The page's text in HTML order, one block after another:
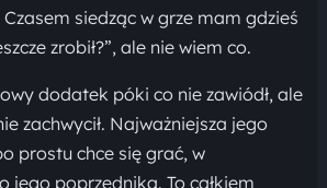
siedząc w grze mam gdzieś
zrobił?”, ale nie wiem co.
dodatek póki co nie zawiódł, ale
zachwycił. Najważniejsza jego
prostu chce się grać, w
jego poprzednika. To całkiem